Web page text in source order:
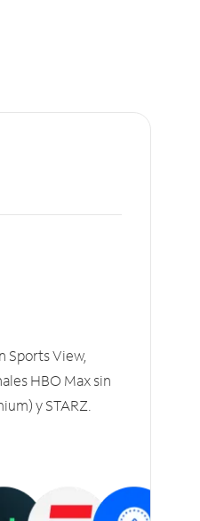
Sports View,
HBO Max sin
y STARZ.